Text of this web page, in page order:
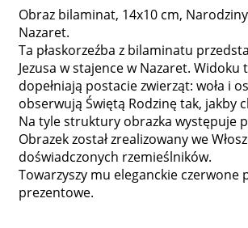
Obraz bilaminat, 14x10 cm,
Nazaret.
Ta płaskorzeźba z bilaminatu
Jezusa w stajence w Nazaret. Widoku
dopełniają postacie zwierząt: woła i
obserwują Świętą Rodzinę tak, jakby
Na tyle struktury obrazka występuje
Obrazek został zrealizowany we
doświadczonych rzemieślników.
Towarzyszy mu eleganckie czerwone
prezentowe.